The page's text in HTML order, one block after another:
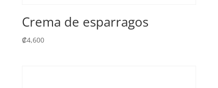
Crema de esparragos
₡4,600